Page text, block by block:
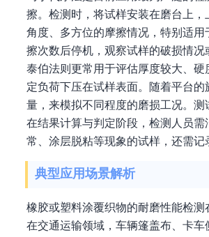
擦。检测时，将试样安装在磨台上
角度、多方位的摩擦情况，特别适
擦次数后停机，观察试样的破损情况
泰伯法则更常用于评估厚度较大、
定负荷下压在试样表面。随着平台
量，来模拟不同程度的磨损工况。测
在结果计算与判定阶段，检测人员
常、涂层脱粘等现象的试样，还需记
典型应用场景解析
橡胶或塑料涂覆织物的耐磨性能检测
在交通运输领域，车辆篷盖布、卡